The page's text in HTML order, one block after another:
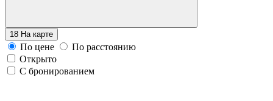
18 На карте
По цене
По расстоянию
Открыто
С бронированием